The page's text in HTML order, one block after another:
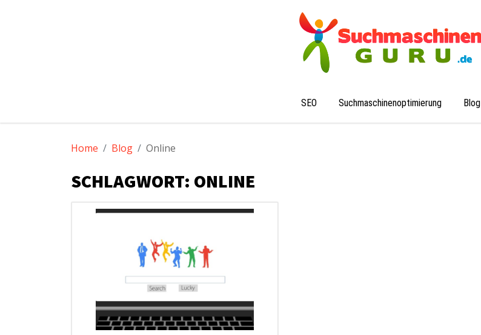
Der Suchmaschinen-Guru
SEO Suchmaschinenoptimierung Blog
Home Blog Online
SCHLAGWORT: ONLINE